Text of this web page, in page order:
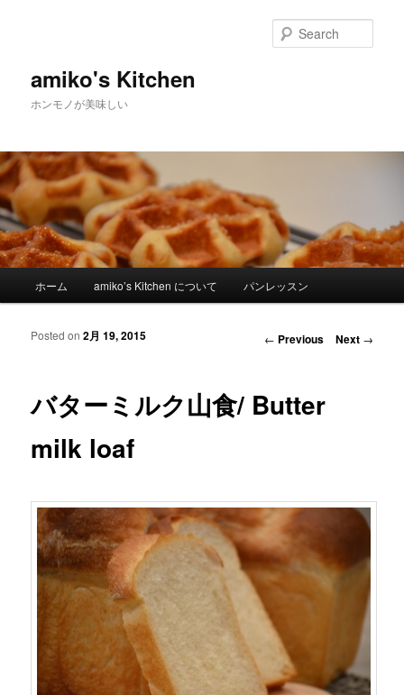
amiko's Kitchen
ホンモノが美味しい
Skip to primary content
Skip to secondary content
ホーム amiko’s Kitchen について パンレッスン
Post navigation
← Previous Next →
バターミルク山食/ Butter
milk loaf
Posted on2月 19, 2015